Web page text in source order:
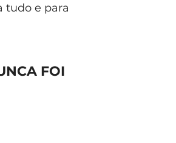
tudo e para
FOI